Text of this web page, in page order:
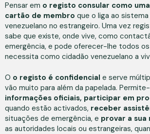
Pensar em o registo consular como
cartão de membro que o liga ao
venezuelano no estrangeiro. Uma vez
sabe que existe, onde vive, como
emergência, e pode oferecer-lhe todos
necessita como cidadão venezuelano a
O o registo é confidencial e serve
vão muito para além da papelada.
informações oficiais, participar em
quando estão activados, receber
situações de emergência, e provar a sua
as autoridades locais ou estrangeiras,